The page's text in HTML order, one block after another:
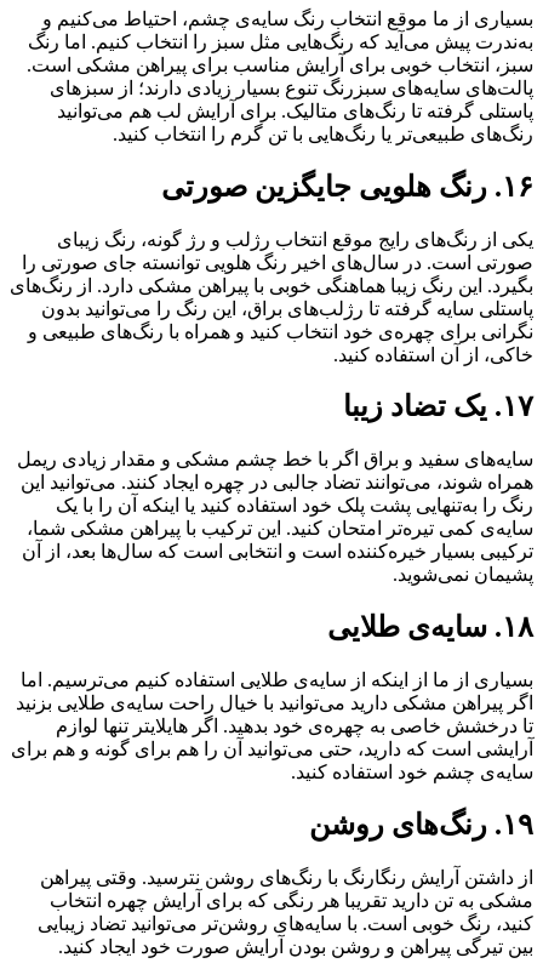
بسیاری از ما موقع انتخاب رنگ سایه‌ی چشم، احتیاط می‌کنیم و
به‌ندرت پیش می‌آید که رنگ‌هایی مثل سبز را انتخاب کنیم. اما رنگ
سبز، انتخاب خوبی برای آرایش مناسب برای پیراهن مشکی است.
پالت‌های سایه‌های سبزرنگ تنوع بسیار زیادی دارند؛ از سبزهای
پاستلی گرفته تا رنگ‌های متالیک. برای آرایش لب هم می‌توانید
رنگ‌های طبیعی‌تر یا رنگ‌هایی با تن گرم را انتخاب کنید.
۱۶. رنگ هلویی جایگزین صورتی
یکی از رنگ‌های رایج موقع انتخاب رژلب و رژ گونه، رنگ زیبای
صورتی است. در سال‌های اخیر رنگ هلویی توانسته جای صورتی را
بگیرد. این رنگ زیبا هماهنگی خوبی با پیراهن مشکی دارد. از رنگ‌های
پاستلی سایه گرفته تا رژلب‌های براق، این رنگ را می‌توانید بدون
نگرانی برای چهره‌ی خود انتخاب کنید و همراه با رنگ‌های طبیعی و
خاکی، از آن استفاده کنید.
۱۷. یک تضاد زیبا
سایه‌های سفید و براق اگر با خط چشم مشکی و مقدار زیادی ریمل
همراه شوند، می‌توانند تضاد جالبی در چهره ایجاد کنند. می‌توانید این
رنگ را به‌تنهایی پشت پلک خود استفاده کنید یا اینکه آن را با یک
سایه‌ی کمی تیره‌تر امتحان کنید. این ترکیب با پیراهن مشکی شما،
ترکیبی بسیار خیره‌کننده است و انتخابی است که سال‌ها بعد، از آن
پشیمان نمی‌‌شوید.
۱۸. سایه‌ی طلایی
بسیاری از ما از اینکه از سایه‌ی طلایی استفاده کنیم می‌ترسیم. اما
اگر پیراهن مشکی دارید می‌توانید با خیال راحت سایه‌ی طلایی بزنید
تا درخشش خاصی به چهره‌ی خود بدهید. اگر هایلایتر تنها لوازم
آرایشی است که دارید، حتی می‌توانید آن را هم برای گونه و هم برای
سایه‌ی چشم خود استفاده کنید.
۱۹. رنگ‌های روشن
از داشتن آرایش رنگارنگ با رنگ‌های روشن نترسید. وقتی پیراهن
مشکی به تن دارید تقریبا هر رنگی که برای آرایش چهره انتخاب
کنید، رنگ خوبی است. با سایه‌های روشن‌تر می‌توانید تضاد زیبایی
بین تیرگی پیراهن و روشن بودن آرایش صورت خود ایجاد کنید.